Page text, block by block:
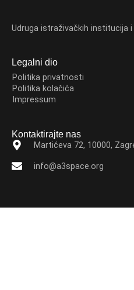
Udruga istraživačkih institucija
Legalni dio
Politika privatnosti
Politika kolačića
Impressum
Kontaktirajte nas
Martićeva 72, 10000,
info@a3space.org